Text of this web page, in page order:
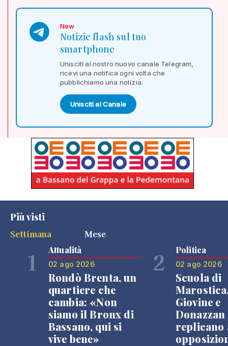
New
Notizie flash sul tuo
smartphone
Unisciti al nostro nuovo canale Telegram,
ricevi una notifica ogni volta che
pubblichiamo una notizia.
Unisciti al Canale
Più visti
Settimana
Mese
1 Attualità
02 ago 2026
Rondò Brenta, un
quartiere che
cambia: «Non
siamo il Bronx di
Bassano, qui si
vive bene»
2 Politica
02 ago 2026
Scuola di
Giovine e
Donazzan
replicano